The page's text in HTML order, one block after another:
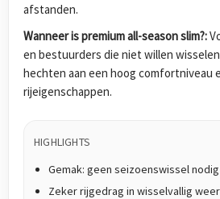
afstanden.
Wanneer is premium all-season slim?:
en bestuurders die niet willen
hechten aan een hoog comfortniveau
rijeigenschappen.
HIGHLIGHTS
Gemak: geen seizoenswissel nodig
Zeker rijgedrag in wisselvallig weer